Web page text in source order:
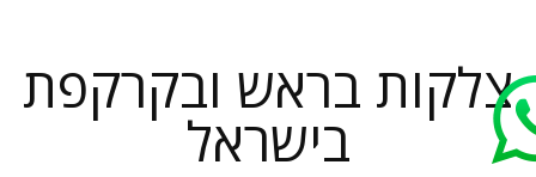
צלקות בראש ובקרקפת
בישראל